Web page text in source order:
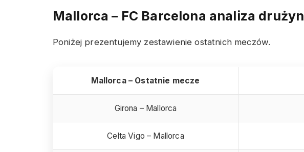
Mallorca – FC Barcelona analiza drużyn
Poniżej prezentujemy zestawienie ostatnich meczów.
Mallorca – Ostatnie mecze
Girona – Mallorca
Celta Vigo – Mallorca